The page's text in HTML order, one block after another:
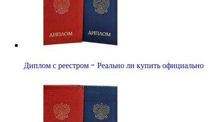
Диплом с реестром - Реально ли купить официально